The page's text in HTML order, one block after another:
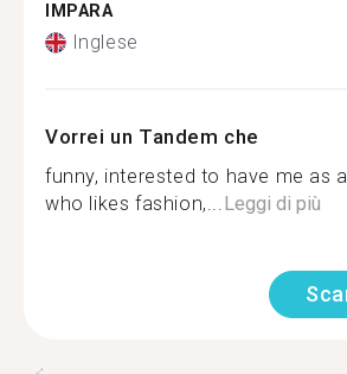
IMPARA
Inglese
Vorrei un Tandem che
funny, interested to have me as
who likes fashion,...Leggi di più